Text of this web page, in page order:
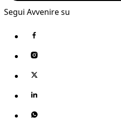
Segui Avvenire su